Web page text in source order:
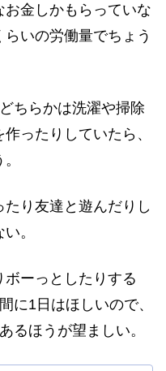
金しかもらっていな
いの労働量でちょう
ちらかは洗濯や掃除
ったりしていたら、
り友達と遊んだりし
。
ーっとしたりする
に1日はほしいので、
るほうが望ましい。